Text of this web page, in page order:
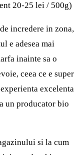
20-25 lei / 500g)
incredere in zona,
e adesea mai
inainte sa o
ceea ce e super
excelenta
un producator bio
si la cum